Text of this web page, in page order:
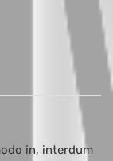
in, interdum